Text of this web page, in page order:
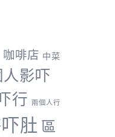
啡店 中菜
影吓
行 兩個人行
肚 區